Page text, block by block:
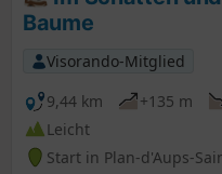
Baume
Visorando-Mitglied
9,44 km
+135 m
Leicht
Start in Plan-d'Aups-